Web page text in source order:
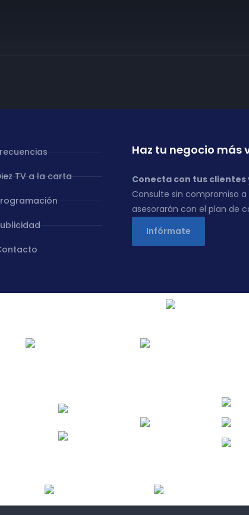
TV a la carta
Haz tu negocio más
Conecta con tus
Consulte sin compromiso
asesorarán con el plan de
Infórmate